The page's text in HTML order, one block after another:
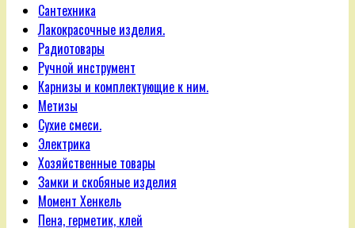
Сантехника
Лакокрасочные изделия.
Радиотовары
Ручной инструмент
Карнизы и комплектующие к ним.
Метизы
Сухие смеси.
Электрика
Хозяйственные товары
Замки и скобяные изделия
Момент Хенкель
Пена, герметик, клей